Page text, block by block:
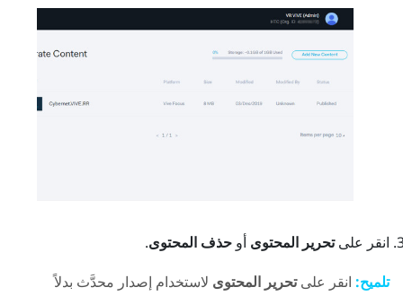
انقر علىتحرير المحتوى أو حذف المحتوى.
تلميح: انقر علىتحرير المحتوى لاستخدام إصدار محدَّث بدلاً